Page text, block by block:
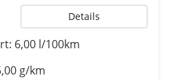
Details
6,00 l/100km
g/km